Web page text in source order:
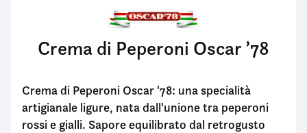
Crema di Peperoni Oscar ’78
Crema di Peperoni Oscar '78: una specialità
artigianale ligure, nata dall'unione tra peperoni
rossi e gialli. Sapore equilibrato dal retrogusto